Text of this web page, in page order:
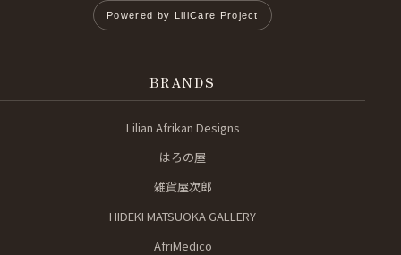
Powered by LiliCare Project
BRANDS
Lilian Afrikan Designs
はろの屋
雑貨屋次郎
HIDEKI MATSUOKA GALLERY
AfriMedico